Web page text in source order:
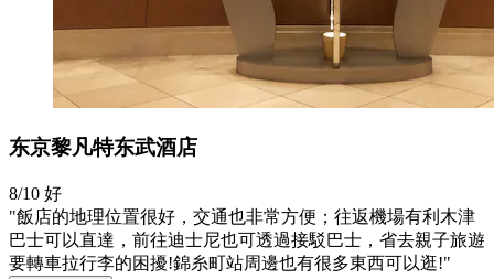
东京黎凡特东武酒店
8/10 好
"飯店的地理位置很好，交通也非常方便；往返機場有利木津
巴士可以直達，前往迪士尼也可透過接駁巴士，省去親子旅遊
要轉車拉行李的困擾!錦糸町站周邊也有很多東西可以逛!"